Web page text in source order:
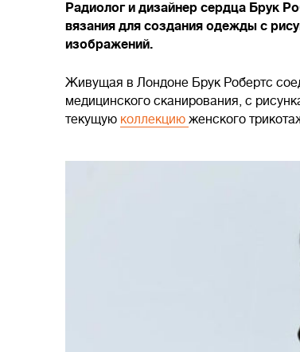
Радиолог и дизайнер сердца Брук
вязания для создания одежды с
изображений.
Живущая в Лондоне Брук Робертс
медицинского сканирования, с
текущую коллекцию женского